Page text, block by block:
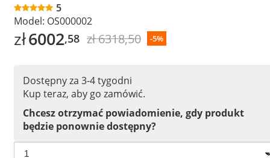
5
Model: OS000002
zł6002,58 zł 6318,50 -5%
Dostępny za 3-4 tygodni
Kup teraz, aby go zamówić.
Chcesz otrzymać powiadomienie, gdy produkt
będzie ponownie dostępny?